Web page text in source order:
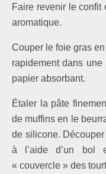
Faire revenir le
aromatique.
Couper le foie gras
rapidement dans
papier absorbant.
Étaler la pâte
de muffins en le
de silicone.
à l’aide d’un bol
« couvercle » des